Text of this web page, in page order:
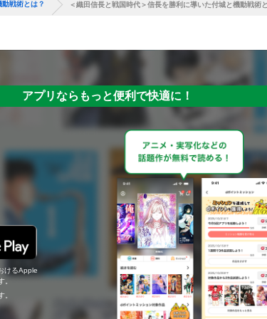
戦術とは？ ＜織田信長と戦国時代＞信長を勝利に導いた付城と機動戦術
アプリならもっと便利で快適に！
けるApple
。